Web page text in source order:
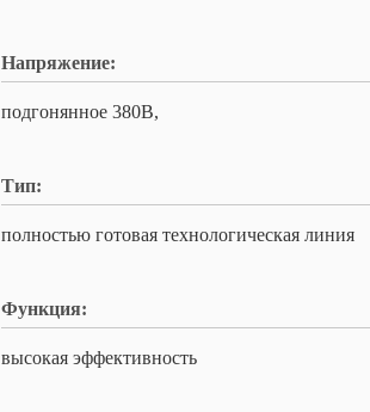
Напряжение:
подгонянное 380В,
Тип:
полностью готовая технологическая линия
Функция:
высокая эффективность